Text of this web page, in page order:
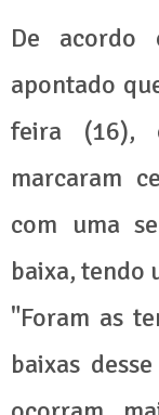
De acordo
apontado
feira (16),
marcaram
com uma
baixa, tendo
"Foram as
baixas